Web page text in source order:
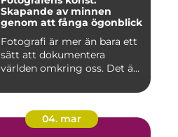
Skapande av minnen
genom att fånga ögonblick
Fotografi är mer än bara ett
sätt att dokumentera
världen omkring oss. Det ä...
04. mar